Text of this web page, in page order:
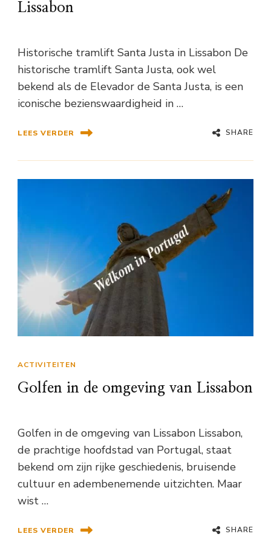
Lissabon
Historische tramlift Santa Justa in Lissabon De
historische tramlift Santa Justa, ook wel
bekend als de Elevador de Santa Justa, is een
iconische bezienswaardigheid in …
LEES VERDER SHARE
ACTIVITEITEN
Golfen in de omgeving van Lissabon
Golfen in de omgeving van Lissabon Lissabon,
de prachtige hoofdstad van Portugal, staat
bekend om zijn rijke geschiedenis, bruisende
cultuur en adembenemende uitzichten. Maar
wist …
LEES VERDER SHARE